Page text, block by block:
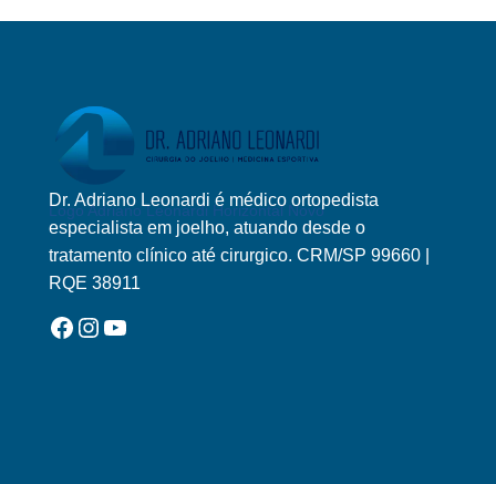
Logo Adriano Leonardi Horizontal Novo
Dr. Adriano Leonardi é médico ortopedista
especialista em joelho, atuando desde o
tratamento clínico até cirurgico. CRM/SP 99660 |
RQE 38911
Facebook
Instagram
YouTube